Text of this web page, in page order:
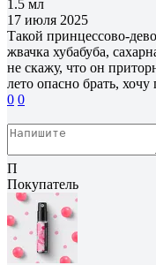
1.5 мл
17 июля 2025
Такой принцессово-
жвачка хубабуба,
не скажу, что он
лето опасно брать,
0 0
П
Покупатель